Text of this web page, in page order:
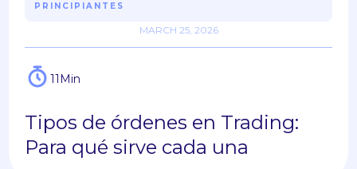
PRINCIPIANTES
MARCH 25, 2026
11 Min
Tipos de órdenes en Trading:
Para qué sirve cada una